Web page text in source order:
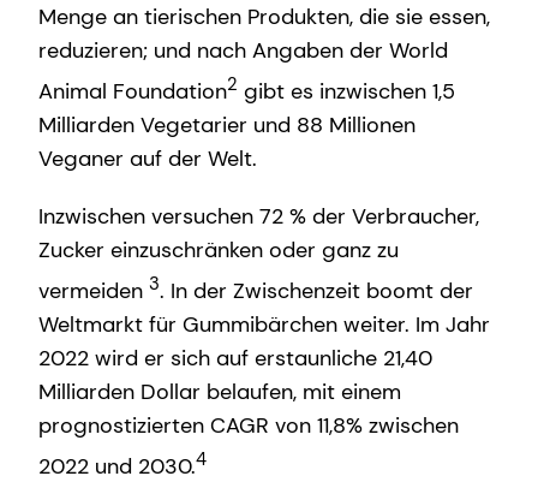
Menge an tierischen Produkten, die sie essen,
reduzieren; und nach Angaben der World
Animal Foundation2 gibt es inzwischen 1,5
Milliarden Vegetarier und 88 Millionen
Veganer auf der Welt.
Inzwischen versuchen 72 % der Verbraucher,
Zucker einzuschränken oder ganz zu
vermeiden 3. In der Zwischenzeit boomt der
Weltmarkt für Gummibärchen weiter. Im Jahr
2022 wird er sich auf erstaunliche 21,40
Milliarden Dollar belaufen, mit einem
prognostizierten CAGR von 11,8% zwischen
2022 und 2030.4